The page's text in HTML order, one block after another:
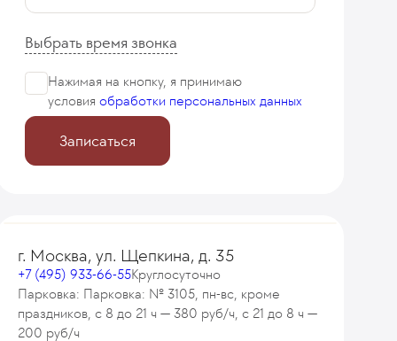
Выбрать время звонка
Нажимая на кнопку, я принимаю
условия обработки персональных данных
Записаться
г. Москва, ул. Щепкина, д. 35
+7 (495) 933-66-55Круглосуточно
Парковка: Парковка: № 3105, пн-вс, кроме
праздников, с 8 до 21 ч — 380 руб/ч, с 21 до 8 ч —
200 руб/ч